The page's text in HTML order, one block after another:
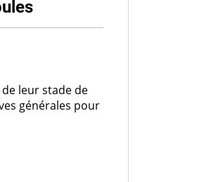
leur stade de
générales pour